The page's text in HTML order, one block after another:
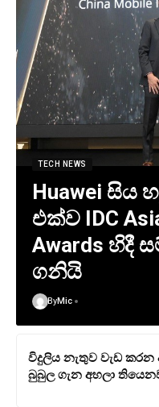
TECH NEWS
Huawei
එක්ව IDC
Awards හිදී
ගනියි
ByMic
විදුලිය නැතුව වැඩ කරන
බුබුල ගැන අහලා